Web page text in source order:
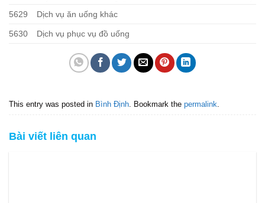
5629 Dịch vụ ăn uống khác
5630 Dịch vụ phục vụ đồ uống
This entry was posted in Bình Định . Bookmark the permalink
Bài viết liên quan